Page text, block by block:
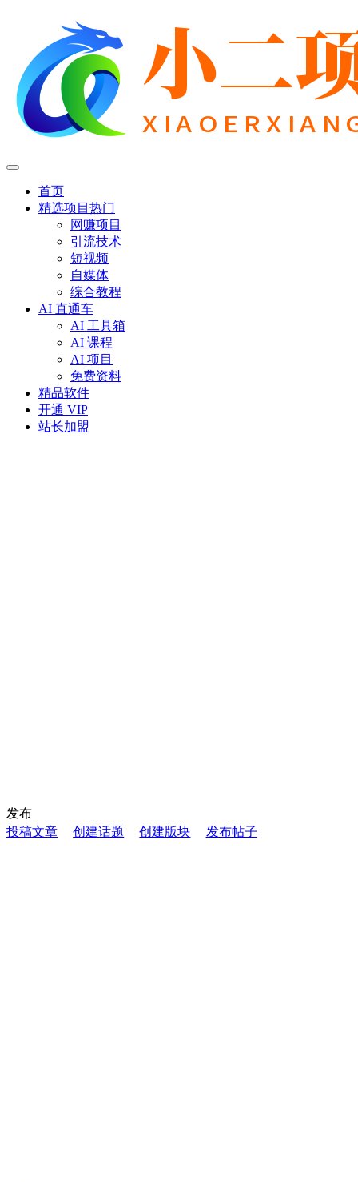
首页
精选项目 热门
网赚项目
引流技术
短视频
自媒体
综合教程
AI 直通车
AI 工具箱
AI 课程
AI 项目
免费资料
精品软件
开通 VIP
站长加盟
发布
投稿文章
创建话题 创建版块 发布帖子